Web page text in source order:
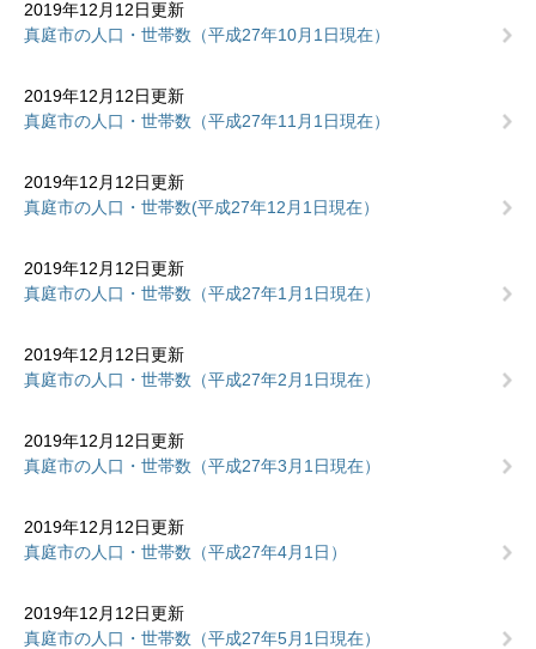
2019年12月12日更新
真庭市の人口・世帯数（平成27年10月1日現在）
2019年12月12日更新
真庭市の人口・世帯数（平成27年11月1日現在）
2019年12月12日更新
真庭市の人口・世帯数(平成27年12月1日現在）
2019年12月12日更新
真庭市の人口・世帯数（平成27年1月1日現在）
2019年12月12日更新
真庭市の人口・世帯数（平成27年2月1日現在）
2019年12月12日更新
真庭市の人口・世帯数（平成27年3月1日現在）
2019年12月12日更新
真庭市の人口・世帯数（平成27年4月1日）
2019年12月12日更新
真庭市の人口・世帯数（平成27年5月1日現在）